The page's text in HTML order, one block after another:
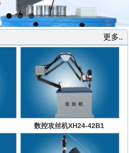
更多..
数控攻丝机XH24-42B1